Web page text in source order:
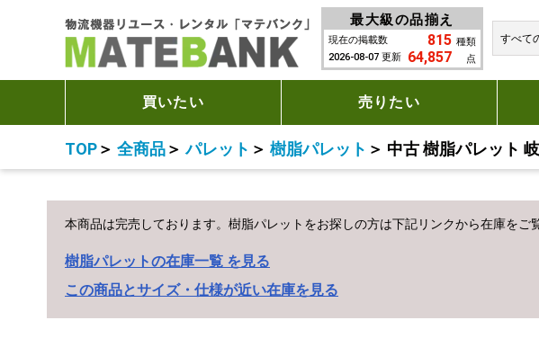
最大級の品揃え
現在の掲載数
2026-08-07 更新
815 種類
64,857 点
買いたい 売りたい
TOP＞ 全商品＞ パレット ＞ 樹脂パレット ＞ 中古 樹脂パレット
本商品は完売しております。 樹脂パレットをお探しの方は下記リンクから在庫をご
樹脂パレットの在庫一覧 を見る
この商品とサイズ・仕様が近い在庫を見る